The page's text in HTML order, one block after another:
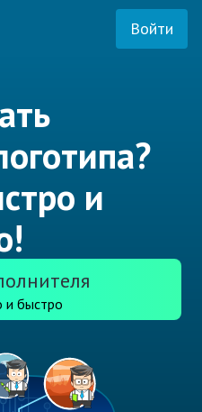
Войти
и
и быстро